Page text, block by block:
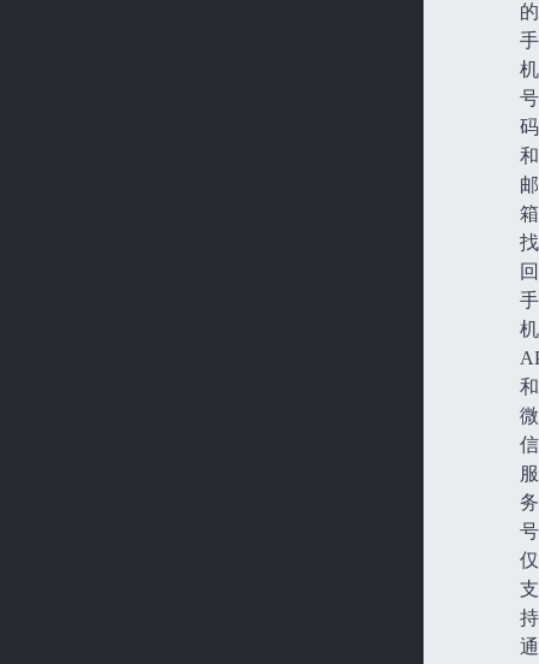
的
手
机
号
码
和
邮
箱
找
手
机
和
微
信
服
务
号
仅
支
持
通